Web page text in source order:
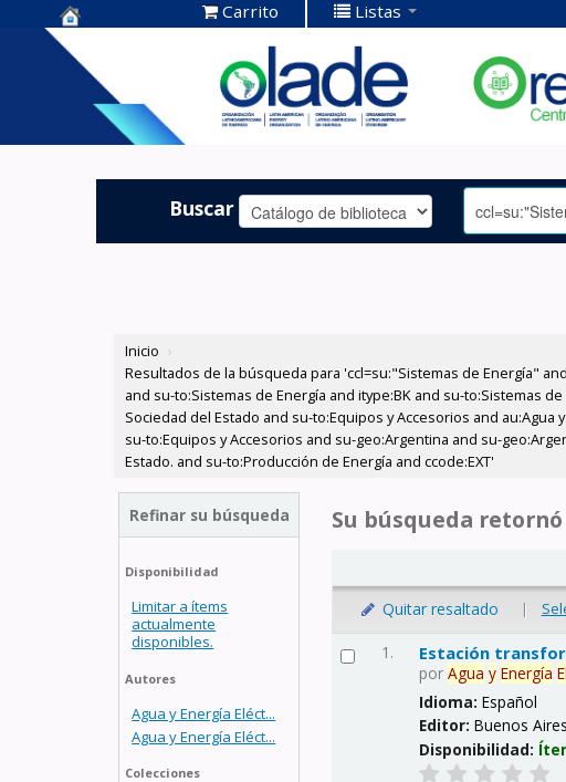
Centro de
Documentación
OLADE -
Carrito Listas
Buscar
Inicio ›
Resultados de la búsqueda para 'ccl=su:"Sistemas de Energía"
and su-to:Sistemas de Energía and itype:BK and su-to:Sistemas
Sociedad del Estado and su-to:Equipos y Accesorios and
su-to:Equipos y Accesorios and su-geo:Argentina and su-
Estado. and su-to:Producción de Energía and ccode:EXT'
Refinar su búsqueda
Disponibilidad
Limitar a ítems
actualmente
disponibles.
Autores
Agua y Energía Eléct...
Agua y Energía Eléct...
Colecciones
Su búsqueda
Quitar resaltado |
1. Estación
porAgua y Energía
Idioma:Español
Editor:Buenos
Disponibilidad: